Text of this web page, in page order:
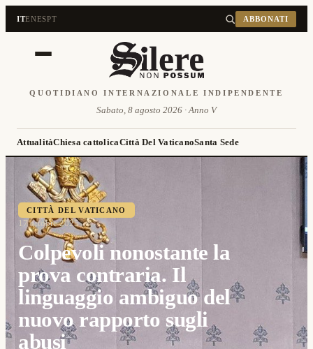
ITENESPT ABBONATI
QUOTIDIANO INTERNAZIONALE INDIPENDENTE
Sabato, 8 agosto 2026 · Anno V
AttualitàChiesa cattolicaCittà Del VaticanoSanta Sede
CITTÀ DEL VATICANO
17 ottobre 2025
Colpevoli nonostante la
prova contraria. Il
linguaggio ambiguo del
nuovo rapporto sugli
abusi